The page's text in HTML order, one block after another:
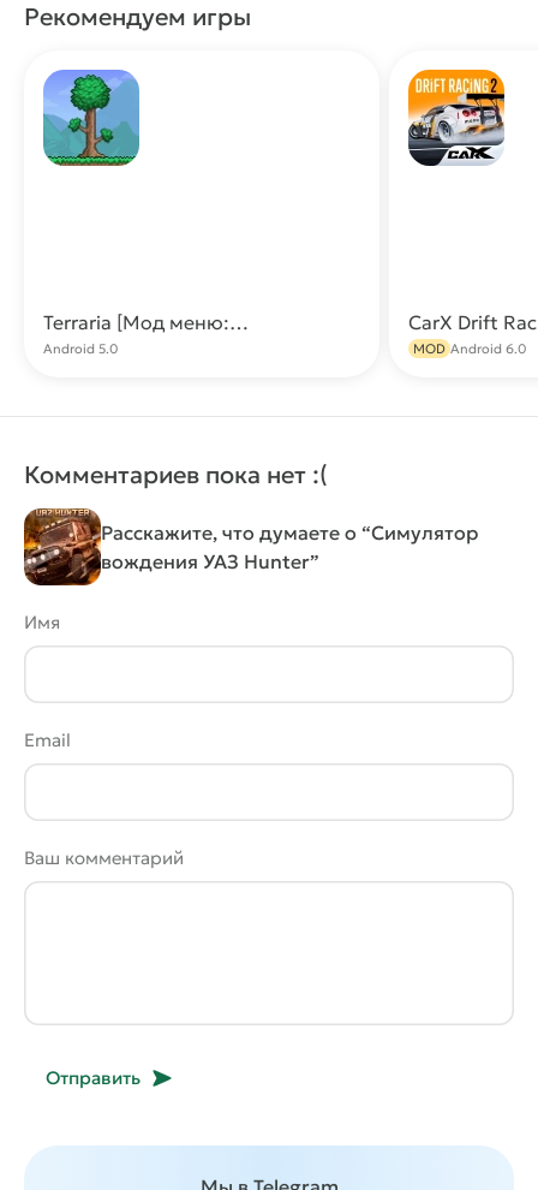
Рекомендуем игры
Terraria [Мод меню: много предметов, крафт]
Android 5.0 MOD Android 6.0
Комментариев пока нет :(
Расскажите, что думаете о “Симулятор
вождения УАЗ Hunter”
Имя
Email
Ваш комментарий
Отправить